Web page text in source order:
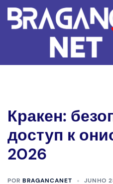
Saltar
para
Кракен:
доступ к
2026
POR BRAGANCANET JUNHO